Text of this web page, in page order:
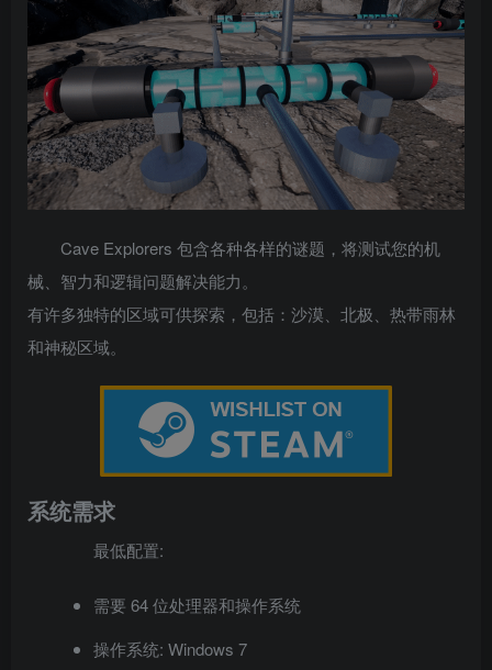
Cave Explorers 包含各种各样的谜题，将测试您的机
械、智力和逻辑问题解决能力。
有许多独特的区域可供探索，包括：沙漠、北极、热带雨林
和神秘区域。
系统需求
最低配置:
需要 64 位处理器和操作系统
操作系统: Windows 7